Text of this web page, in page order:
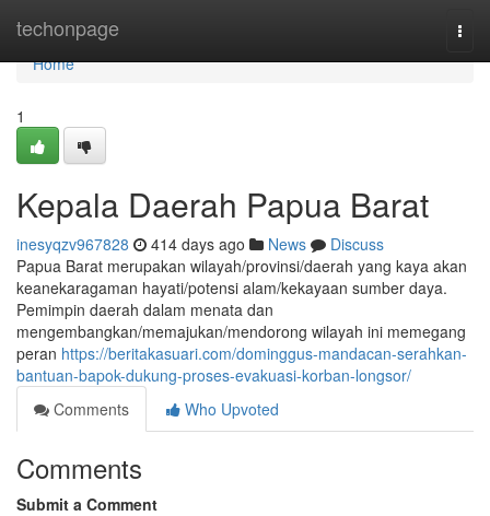
techonpage
Home
Home
1
Kepala Daerah Papua Barat
inesyqzv967828 414 days ago News
Discuss
Papua Barat merupakan wilayah/provinsi/daerah yang kaya akan
keanekaragaman hayati/potensi alam/kekayaan sumber daya.
Pemimpin daerah dalam menata dan
mengembangkan/memajukan/mendorong wilayah ini memegang
peran https://beritakasuari.com/dominggus-mandacan-serahkan-
bantuan-bapok-dukung-proses-evakuasi-korban-longsor/
Comments
Who Upvoted
Comments
Submit a Comment